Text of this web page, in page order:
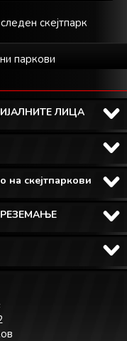
следен скејтпарк
паркови
ЛИЦА
скејтпаркови